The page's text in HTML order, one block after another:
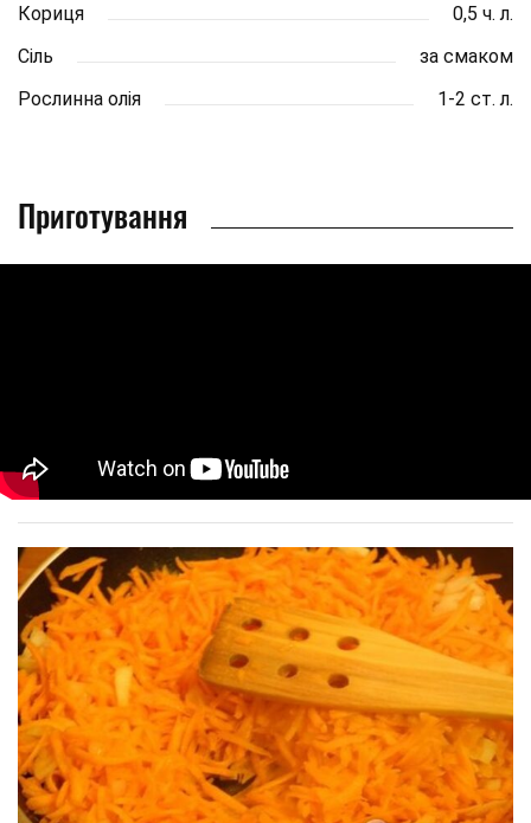
Кориця
0,5 ч. л.
Сіль
за смаком
Рослинна олія
1-2 ст. л.
Приготування